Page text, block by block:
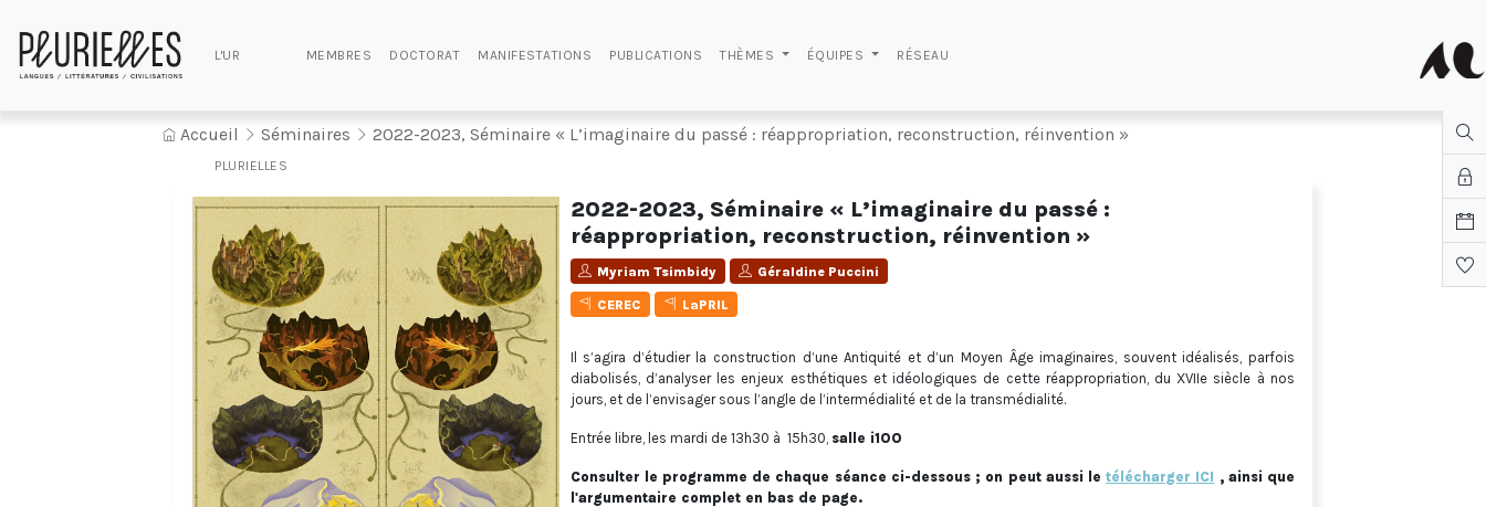
L'UR
PLURIELLES
MEMBRES DOCTORAT MANIFESTATIONS PUBLICATIONS THÈMES ÉQUIPES RÉSEAU
Accueil Séminaires 2022-2023, Séminaire « L’imaginaire du passé : réappropriation, reconstruction, réinvention »
2022-2023, Séminaire « L’imaginaire du passé :
réappropriation, reconstruction, réinvention »
Myriam Tsimbidy Géraldine Puccini
CEREC LaPRIL
Il s’agira d’étudier la construction d’une Antiquité et d’un Moyen Âge imaginaires, souvent idéalisés, parfois
diabolisés, d’analyser les enjeux esthétiques et idéologiques de cette réappropriation, du XVIIe siècle à nos
jours, et de l’envisager sous l’angle de l’intermédialité et de la transmédialité.
Entrée libre, les mardi de 13h30 à 15h30, salle i100
Consulter le programme de chaque séance ci-dessous ; on peut aussi letélécharger ICI , ainsi que
l'argumentaire complet en bas de page.